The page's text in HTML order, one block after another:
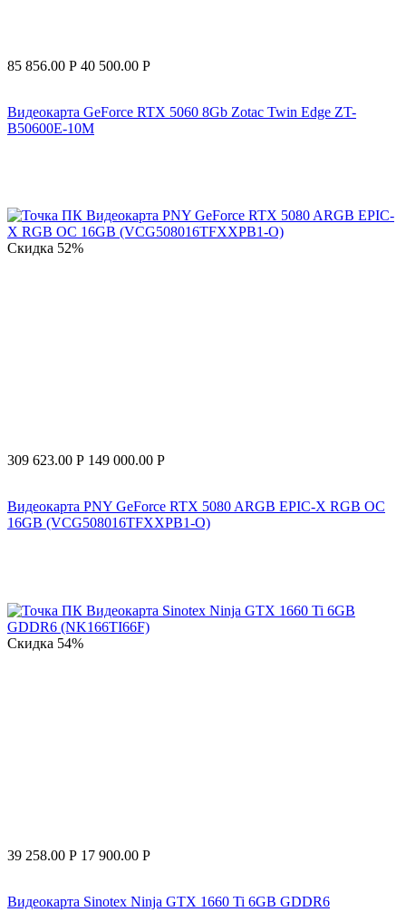
85 856.00 Р 40 500.00 Р
Видеокарта GeForce RTX 5060 8Gb Zotac Twin Edge ZT-
B50600E-10M
Скидка 52%
309 623.00 Р 149 000.00 Р
Видеокарта PNY GeForce RTX 5080 ARGB EPIC-X RGB OC
16GB (VCG508016TFXXPB1-O)
Скидка 54%
39 258.00 Р 17 900.00 Р
Видеокарта Sinotex Ninja GTX 1660 Ti 6GB GDDR6